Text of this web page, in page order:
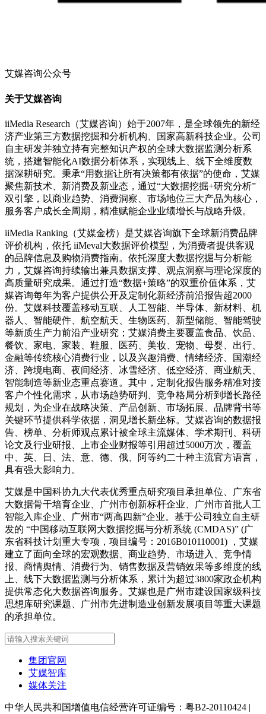
艾媒咨询公众号
关于艾媒咨询
iiMedia Research（艾媒咨询）始于2007年，是全球领先的新经
济产业第三方数据挖掘和分析机构、国家高新科技企业。公司
自主研发并独立持有完整知识产权的全球大数据监测分析系
统，搭建智能化AI数据分析体系，实现线上、线下全维度数
据深耕研究。秉承“用数据让所有决策都有依据”的使命，艾媒
聚焦新技术、新消费及新业态，通过“大数据挖掘+研究分析”
双引擎，以商业趋势、消费洞察、市场地位三大产品为核心，
服务客户成长全周期，精准赋能企业业绩增长与战略升级。
iiMedia Ranking（艾媒金榜）是艾媒咨询旗下全球新消费品牌
评价机构，依托 iiMeval大数据评价模型，为消费者提供客观
的品牌信息及购物消费指南。依托深度大数据挖掘与分析能
力，艾媒咨询持续输出兼具数据支撑、观点洞察与理论深度的
高质量研究成果。通过打造“数据+策略”的双重价值体系，艾
媒咨询每年为客户提供公开及定制化新经济前沿报告超2000
份。艾媒科技覆盖移动互联、人工智能、半导体、新材料、机
器人、智能硬件、航空航天、生物医药、新型储能、智能驾驶
等新质生产力前沿产业研究；艾媒消费主要覆盖食品、饮品、
餐饮、家电、家装、鞋服、医药、美妆、宠物、母婴、出行、
金融等传统核心消费行业，以及兴趣消费、情绪经济、国潮经
济、跨境电商、夜间经济、冰雪经济、低空经济、商业航天、
智能制造等新业态重点赛道。其中，定制化报告服务精准对接
客户个性化需求，从市场趋势研判、竞争格局分析到增长路径
规划，为企业在战略决策、产品创新、市场拓展、品牌背书等
关键环节提供科学依据，洞见增长新坐标。艾媒咨询的数据报
告、榜单、分析师观点累计被全球主流媒体、学术期刊、科研
论文及行业研报、上市企业财报等引用超过5000万次，覆盖
中、英、日、法、意、德、俄、阿等约二十种主流官方语言，
具有强大影响力。
艾媒是中国科协九大代表优秀重点研究项目承担单位、广东省
大数据骨干培育企业、广州市创新标杆企业、广州市首批人工
智能入库企业、广州市“两高四新”企业。基于公司独立自主研
发的 “中国移动互联网大数据挖掘与分析系统 (CMDAS)” (广
东省科技计划重大专项，项目编号：2016B010110001) ，艾媒
建立了面向全球的宏观数据、商业趋势、市场进入、竞争情
报、商情舆情、消费行为、销售数据及营销效果等多维度的线
上、线下大数据监测与分析体系，累计为超过3800家政企机构
提供常态化大数据咨询服务。艾媒也是广州市建设国家级科技
思想库研究课题、广州市先进制造业创新发展项目等重大课题
的承担单位。
集团官网
艾媒智库
媒体关注
中华人民共和国增值电信经营许可证编号：粤B2-20110424 |